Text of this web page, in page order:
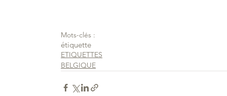
Mots-clés :
étiquette
ETIQUETTES
BELGIQUE